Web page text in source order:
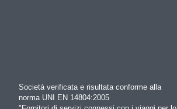
Società verificata e risultata conforme alla
norma UNI EN 14804:2005